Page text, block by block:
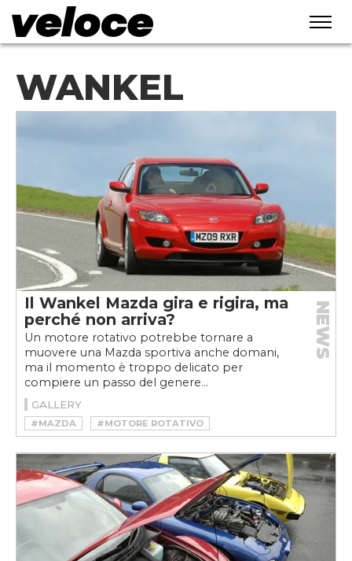
WANKEL
Il Wankel Mazda gira e rigira, ma
perché non arriva?
Un motore rotativo potrebbe tornare a
muovere una Mazda sportiva anche domani,
ma il momento è troppo delicato per
compiere un passo del genere...
NEWS
GALLERY
#MAZDA
#MOTORE ROTATIVO
#WANKEL